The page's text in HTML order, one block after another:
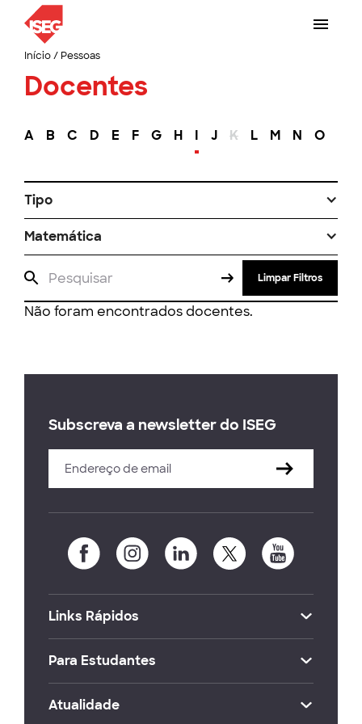
Início/ Pessoas
Docentes
A B C D E F G H I J K L M N O
Tipo
Matemática
Limpar Filtros
Não foram encontrados docentes.
Subscreva a newsletter do ISEG
Links Rápidos
Para Estudantes
Atualidade